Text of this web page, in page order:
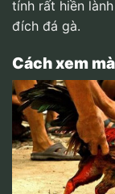
tính rất hiền
đích đá gà.
Cách xem